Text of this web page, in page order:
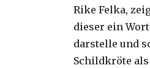
Rike Felka,
dieser ein
darstelle und
Schildkröte